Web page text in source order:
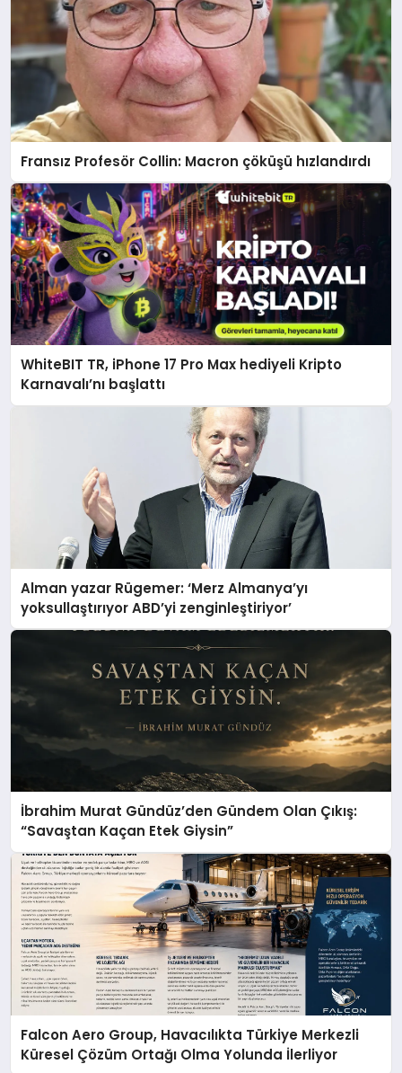
Fransız Profesör Collin: Macron çöküşü hızlandırdı
WhiteBIT TR, iPhone 17 Pro Max hediyeli Kripto
Karnavalı’nı başlattı
Alman yazar Rügemer: ‘Merz Almanya’yı
yoksullaştırıyor ABD’yi zenginleştiriyor’
İbrahim Murat Gündüz’den Gündem Olan Çıkış:
“Savaştan Kaçan Etek Giysin”
Falcon Aero Group, Havacılıkta Türkiye Merkezli
Küresel Çözüm Ortağı Olma Yolunda İlerliyor